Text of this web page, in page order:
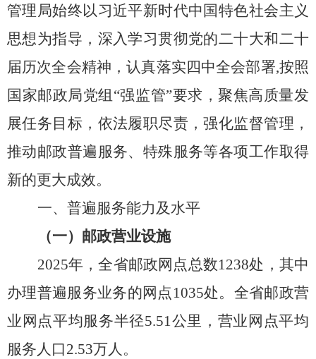
管理局始终以习近平新时代中国特色社会主义
思想为指导，深入学习贯彻党的二十大和二十
届历次全会精神，认真落实四中全会部署,按照
国家邮政局党组“强监管”要求，聚焦高质量发
展任务目标，依法履职尽责，强化监督管理，
推动邮政普遍服务、特殊服务等各项工作取得
新的更大成效。
一、普遍服务能力及水平
（一）邮政营业设施
2025年，全省邮政网点总数1238处，其中
办理普遍服务业务的网点1035处。全省邮政营
业网点平均服务半径5.51公里，营业网点平均
服务人口2.53万人。